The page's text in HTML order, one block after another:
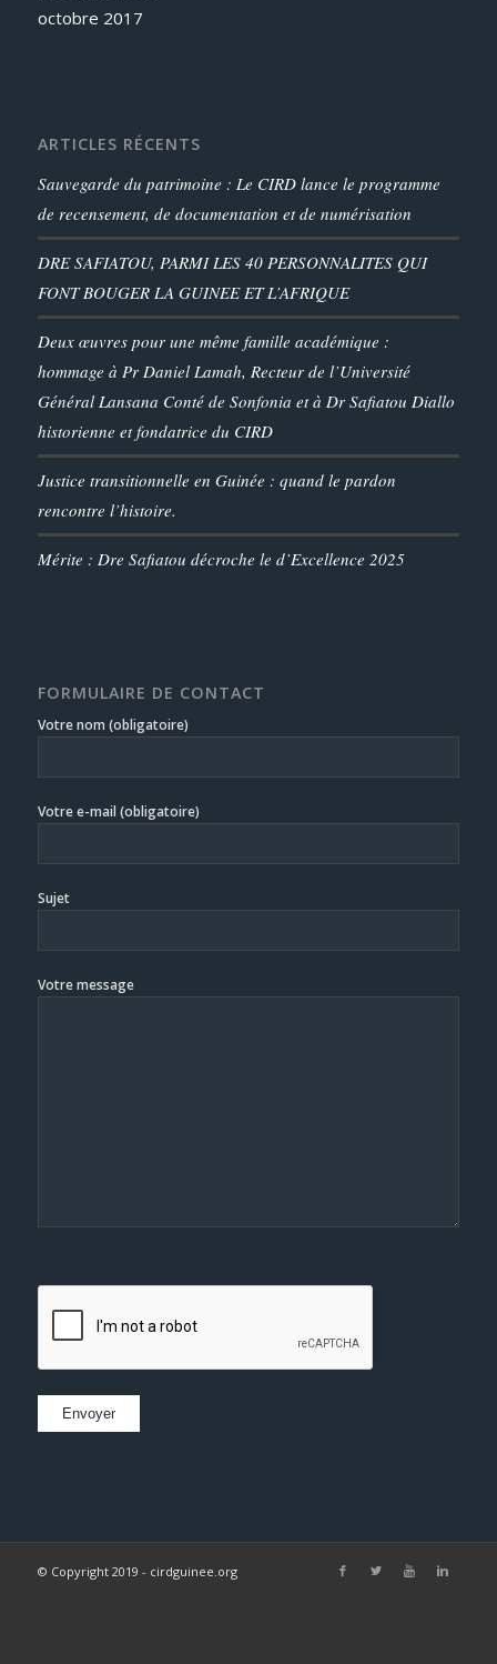
octobre 2017
ARTICLES RÉCENTS
Sauvegarde du patrimoine : Le CIRD lance le programme
de recensement, de documentation et de numérisation
DRE SAFIATOU, PARMI LES 40 PERSONNALITES QUI
FONT BOUGER LA GUINEE ET L’AFRIQUE
Deux œuvres pour une même famille académique :
hommage à Pr Daniel Lamah, Recteur de l’Université
Général Lansana Conté de Sonfonia et à Dr Safiatou Diallo
historienne et fondatrice du CIRD
Justice transitionnelle en Guinée : quand le pardon
rencontre l’histoire.
Mérite : Dre Safiatou décroche le d’Excellence 2025
FORMULAIRE DE CONTACT
Votre nom (obligatoire)
Votre e-mail (obligatoire)
Sujet
Votre message
© Copyright 2019 - cirdguinee.org